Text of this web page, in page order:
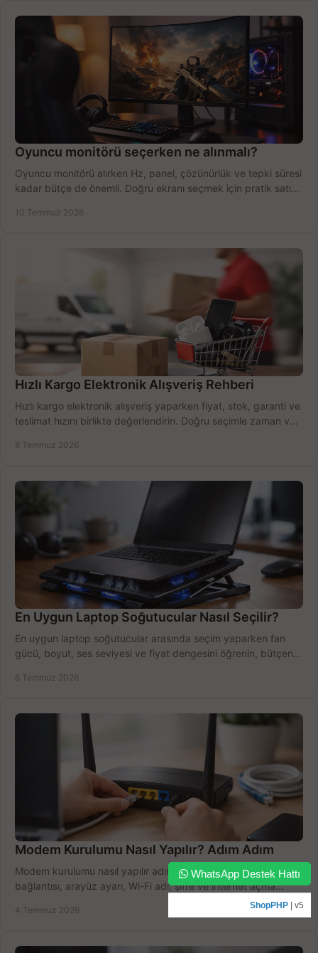
Oyuncu monitörü seçerken ne alınmalı?
Oyuncu monitörü alırken Hz, panel, çözünürlük ve tepki süresi
kadar bütçe de önemli. Doğru ekranı seçmek için pratik satın
10 Temmuz 2026
Hızlı Kargo Elektronik Alışveriş Rehberi
Hızlı kargo elektronik alışveriş yaparken fiyat, stok, garanti ve
teslimat hızını birlikte değerlendirin. Doğru seçimle zaman ve
8 Temmuz 2026
En Uygun Laptop Soğutucular Nasıl Seçilir?
En uygun laptop soğutucular arasında seçim yaparken fan
gücü, boyut, ses seviyesi ve fiyat dengesini öğrenin, bütçenizi
6 Temmuz 2026
Modem Kurulumu Nasıl Yapılır? Adım Adım
Modem kurulumu nasıl yapılır adım adım öğrenin. Kablo
bağlantısı, arayüz ayarı, Wi-Fi adı, şifre ve internet açma
4 Temmuz 2026
WhatsApp Destek Hattı
ShopPHP | v5